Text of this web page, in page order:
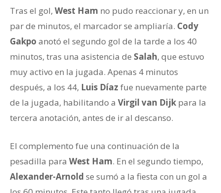
Tras el gol, West Ham no pudo reaccionar y, en un
par de minutos, el marcador se ampliaría. Cody
Gakpo anotó el segundo gol de la tarde a los 40
minutos, tras una asistencia de Salah, que estuvo
muy activo en la jugada. Apenas 4 minutos
después, a los 44, Luis Díaz fue nuevamente parte
de la jugada, habilitando a Virgil van Dijk para la
tercera anotación, antes de ir al descanso.
El complemento fue una continuación de la
pesadilla para West Ham. En el segundo tiempo,
Alexander-Arnold se sumó a la fiesta con un gol a